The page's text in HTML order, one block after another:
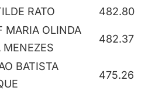
RATO 482.80
MARIA OLINDA
MENEZES
482.37
BATISTA
475.26